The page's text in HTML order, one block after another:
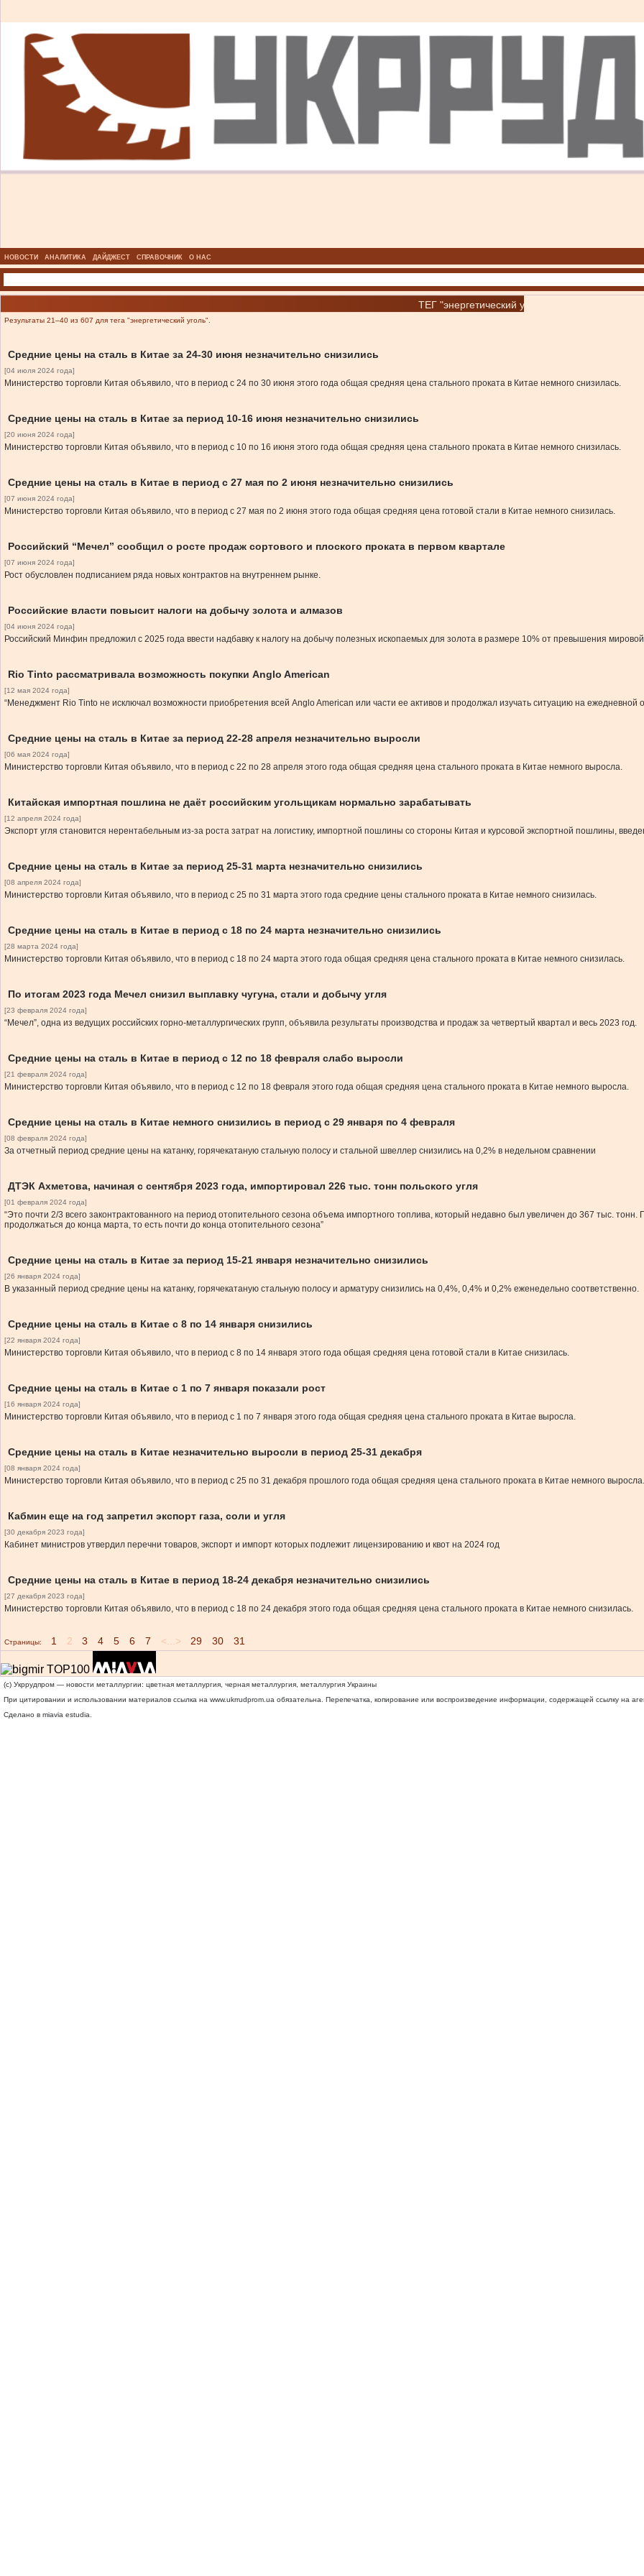
НОВОСТИ АНАЛИТИКА ДАЙДЖЕСТ СПРАВОЧНИК О НАС
ТЕГ "энергетический уголь"
Результаты 21–40 из 607 для тега "энергетический уголь".
Средние цены на сталь в Китае за 24-30 июня незначительно снизились
[04 июля 2024 года]
Министерство торговли Китая объявило, что в период с 24 по 30 июня этого года общая средняя цена стального проката в Китае немного снизилась.
Средние цены на сталь в Китае за период 10-16 июня незначительно снизились
[20 июня 2024 года]
Министерство торговли Китая объявило, что в период с 10 по 16 июня этого года общая средняя цена стального проката в Китае немного снизилась.
Средние цены на сталь в Китае в период с 27 мая по 2 июня незначительно снизились
[07 июня 2024 года]
Министерство торговли Китая объявило, что в период с 27 мая по 2 июня этого года общая средняя цена готовой стали в Китае немного снизилась.
Российский “Мечел” сообщил о росте продаж сортового и плоского проката в первом квартале
[07 июня 2024 года]
Рост обусловлен подписанием ряда новых контрактов на внутреннем рынке.
Российские власти повысит налоги на добычу золота и алмазов
[04 июня 2024 года]
Российский Минфин предложил с 2025 года ввести надбавку к налогу на добычу полезных ископаемых для золота в размере 10% от превышения
Rio Tinto рассматривала возможность покупки Anglo American
[12 мая 2024 года]
“Менеджмент Rio Tinto не исключал возможности приобретения всей Anglo American или части ее активов и продолжал изучать ситуацию на ежедневной
Средние цены на сталь в Китае за период 22-28 апреля незначительно выросли
[06 мая 2024 года]
Министерство торговли Китая объявило, что в период с 22 по 28 апреля этого года общая средняя цена стального проката в Китае немного выросла.
Китайская импортная пошлина не даёт российским угольщикам нормально зарабатывать
[12 апреля 2024 года]
Экспорт угля становится нерентабельным из-за роста затрат на логистику, импортной пошлины со стороны Китая и курсовой экспортной пошлины,
Средние цены на сталь в Китае за период 25-31 марта незначительно снизились
[08 апреля 2024 года]
Министерство торговли Китая объявило, что в период с 25 по 31 марта этого года средние цены стального проката в Китае немного снизилась.
Средние цены на сталь в Китае в период с 18 по 24 марта незначительно снизились
[28 марта 2024 года]
Министерство торговли Китая объявило, что в период с 18 по 24 марта этого года общая средняя цена стального проката в Китае немного снизилась.
По итогам 2023 года Мечел снизил выплавку чугуна, стали и добычу угля
[23 февраля 2024 года]
“Мечел”, одна из ведущих российских горно-металлургических групп, объявила результаты производства и продаж за четвертый квартал и весь 2023 год.
Средние цены на сталь в Китае в период с 12 по 18 февраля слабо выросли
[21 февраля 2024 года]
Министерство торговли Китая объявило, что в период с 12 по 18 февраля этого года общая средняя цена стального проката в Китае немного выросла.
Средние цены на сталь в Китае немного снизились в период с 29 января по 4 февраля
[08 февраля 2024 года]
За отчетный период средние цены на катанку, горячекатаную стальную полосу и стальной швеллер снизились на 0,2% в недельном сравнении
ДТЭК Ахметова, начиная с сентября 2023 года, импортировал 226 тыс. тонн польского угля
[01 февраля 2024 года]
“Это почти 2/3 всего законтрактованного на период отопительного сезона объема импортного топлива, который недавно был увеличен до 367 тыс.
продолжаться до конца марта, то есть почти до конца отопительного сезона”
Средние цены на сталь в Китае за период 15-21 января незначительно снизились
[26 января 2024 года]
В указанный период средние цены на катанку, горячекатаную стальную полосу и арматуру снизились на 0,4%, 0,4% и 0,2% еженедельно соответственно.
Средние цены на сталь в Китае с 8 по 14 января снизились
[22 января 2024 года]
Министерство торговли Китая объявило, что в период с 8 по 14 января этого года общая средняя цена готовой стали в Китае снизилась.
Средние цены на сталь в Китае с 1 по 7 января показали рост
[16 января 2024 года]
Министерство торговли Китая объявило, что в период с 1 по 7 января этого года общая средняя цена стального проката в Китае выросла.
Средние цены на сталь в Китае незначительно выросли в период 25-31 декабря
[08 января 2024 года]
Министерство торговли Китая объявило, что в период с 25 по 31 декабря прошлого года общая средняя цена стального проката в Китае немного выросла.
Кабмин еще на год запретил экспорт газа, соли и угля
[30 декабря 2023 года]
Кабинет министров утвердил перечни товаров, экспорт и импорт которых подлежит лицензированию и квот на 2024 год
Средние цены на сталь в Китае в период 18-24 декабря незначительно снизились
[27 декабря 2023 года]
Министерство торговли Китая объявило, что в период с 18 по 24 декабря этого года общая средняя цена стального проката в Китае немного снизилась.
Страницы: 1 2 3 4 5 6 7 <...> 29 30 31
(c) Укррудпром — новости металлургии: цветная металлургия, черная металлургия, металлургия Украины
При цитировании и использовании материалов ссылка на www.ukrrudprom.ua обязательна. Перепечатка, копирование или воспроизведение информации, содержащей ссылку на
Сделано в miavia estudia.